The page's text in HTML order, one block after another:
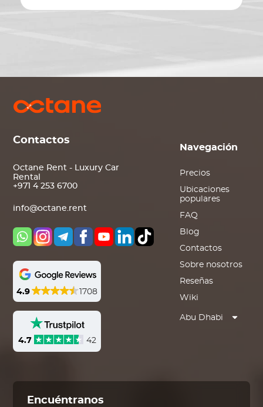
Contactos
Octane Rent - Luxury Car
Rental
+971 4 253 6700
info@octane.rent
4.9 1708
4.7 42
Navegación
Precios
Ubicaciones
populares
FAQ
Blog
Contactos
Sobre nosotros
Reseñas
Wiki
Abu Dhabi
Encuéntranos